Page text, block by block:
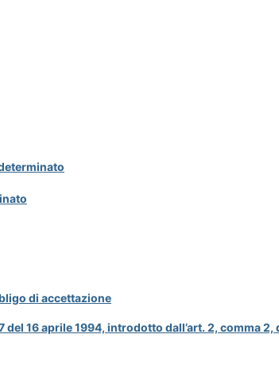
di accettazione
16 aprile 1994, introdotto dall’art. 2, comma